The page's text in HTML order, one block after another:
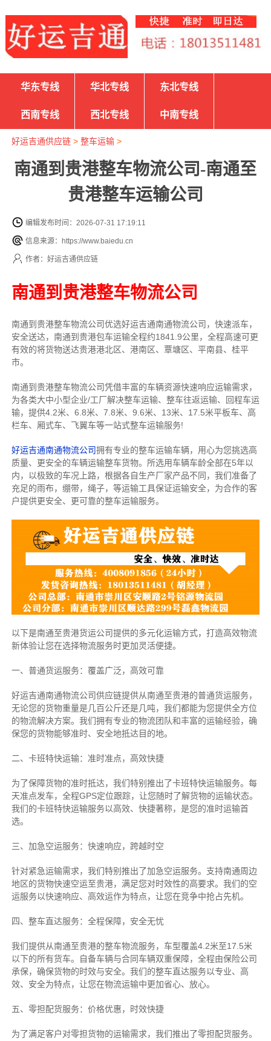
华东专线 华北专线 东北专线
西南专线 西北专线 中南专线
好运吉通供应链> 整车运输>
南通到贵港整车物流公司-南通至
贵港整车运输公司
编辑发布时间：2026-07-31 17:19:11
信息来源：https://www.baiedu.cn
作者：好运吉通供应链
南通到贵港整车物流公司
南通到贵港整车物流公司优选好运吉通南通物流公司，快速派车，
安全送达，南通到贵港包车运输全程约1841.9公里，全程高速可更
有效的将货物送达贵港港北区、港南区、覃塘区、平南县、桂平
市。
南通到贵港整车物流公司凭借丰富的车辆资源快速响应运输需求，
为各类大中小型企业/工厂解决整车运输、整车往返运输、回程车运
输， 提供4.2米、6.8米、7.8米、9.6米、13米、17.5米平板车、高
栏车、厢式车、飞翼车等一站式整车运输服务!
好运吉通南通物流公司拥有专业的整车运输车辆，用心为您挑选高
质量、更安全的车辆运输整车货物。所选用车辆车龄全部在5年以
内，以极致的车况上路，根据各自生产厂家产品不同，我们准备了
充足的雨布，绷带，绳子，等运输工具保证运输安全，为合作的客
户提供更安全、更可靠的整车运输服务。
以下是南通至贵港货运公司提供的多元化运输方式，打造高效物流
新体验让您在选择物流服务时更加灵活便捷。
一、普通货运服务：覆盖广泛，高效可靠
好运吉通南通物流公司供应链提供从南通至贵港的普通货运服务，
无论您的货物重量是几百公斤还是几吨，我们都能为您提供全方位
的物流解决方案。我们拥有专业的物流团队和丰富的运输经验，确
保您的货物能够准时、安全地抵达目的地。
二、卡班特快运输：准时准点，高效快捷
为了保障货物的准时抵达，我们特别推出了卡班特快运输服务。每
天准点发车，全程GPS定位跟踪，让您随时了解货物的运输状态。
我们的卡班特快运输服务以高效、快捷著称，是您的准时运输首
选。
三、加急空运服务：快速响应，跨越时空
针对紧急运输需求，我们特别推出了加急空运服务。支持南通周边
地区的货物快速空运至贵港，满足您对时效性的高要求。我们的空
运服务以快速响应、高效运作为特点，让您在竞争中抢占先机。
四、整车直达服务：全程保障，安全无忧
我们提供从南通至贵港的整车物流服务，车型覆盖4.2米至17.5米
以下的所有货车。自备车辆与合同车辆双重保障，全程由保险公司
承保，确保货物的时效与安全。我们的整车直达服务以专业、高
效、安全为特点，让您在物流运输中更加省心、放心。
五、零担配货服务：价格优惠，时效快捷
为了满足客户对零担货物的运输需求，我们推出了零担配货服务。